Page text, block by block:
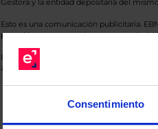
Consentimiento
Gestora y la entidad depositaria del
Esto es una comunicación publicitaria.
para el inversor antes de tomar una
Los datos de rentabilidad mostrados
anterior a Valor Liquidativo actual con